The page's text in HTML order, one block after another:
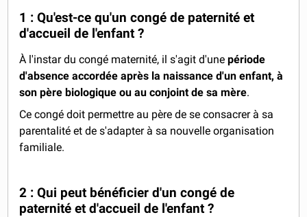
1 : Qu'est-ce qu'un congé de paternité et
d'accueil de l'enfant ?
À l'instar du congé maternité, il s'agit d'unepériode
d'absence accordée après la naissance d'un enfant, à
son père biologique ou au conjoint de sa mère.
Ce congé doit permettre au père de se consacrer à sa
parentalité et de s'adapter à sa nouvelle organisation
familiale.
2 : Qui peut bénéficier d'un congé de
paternité et d'accueil de l'enfant ?